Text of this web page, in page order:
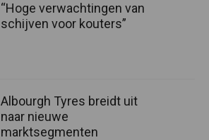
“Hoge verwachtingen van
schijven voor kouters”
Albourgh Tyres breidt uit
naar nieuwe
marktsegmenten